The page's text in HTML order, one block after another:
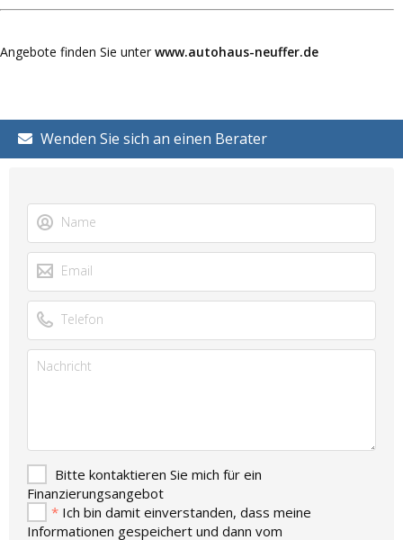
Angebote finden Sie unter www.autohaus-neuffer.de
Wenden Sie sich an einen Berater
Bitte kontaktieren Sie mich für ein
Finanzierungsangebot
* Ich bin damit einverstanden, dass meine
Informationen gespeichert und dann vom